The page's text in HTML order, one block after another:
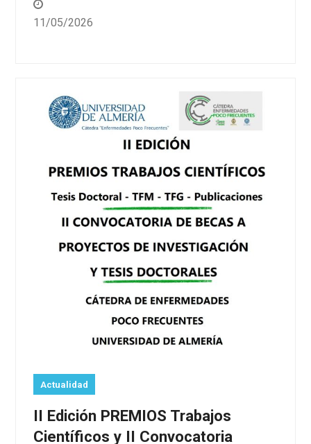
11/05/2026
Actualidad
II Edición PREMIOS Trabajos
Científicos y II Convocatoria